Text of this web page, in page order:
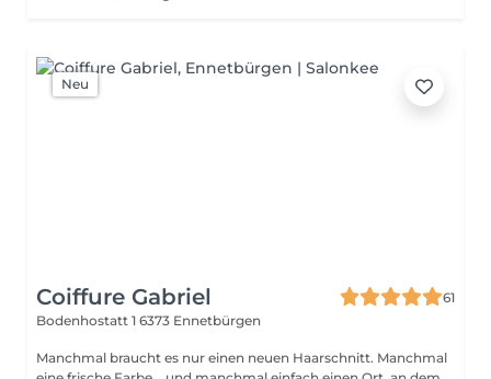
Neu
Coiffure Gabriel
61
Bodenhostatt 1 6373 Ennetbürgen
Manchmal braucht es nur einen neuen Haarschnitt. Manchmal